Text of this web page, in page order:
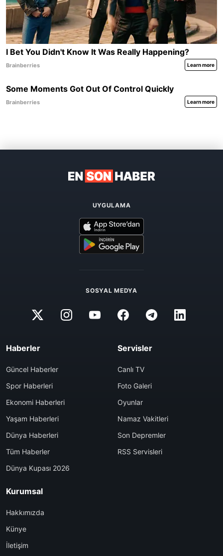
UYGULAMA
SOSYAL MEDYA
Haberler
Güncel Haberler
Spor Haberleri
Ekonomi Haberleri
Yaşam Haberleri
Dünya Haberleri
Tüm Haberler
Dünya Kupası 2026
Servisler
Canlı TV
Foto Galeri
Oyunlar
Namaz Vakitleri
Son Depremler
RSS Servisleri
Kurumsal
Hakkımızda
Künye
İletişim